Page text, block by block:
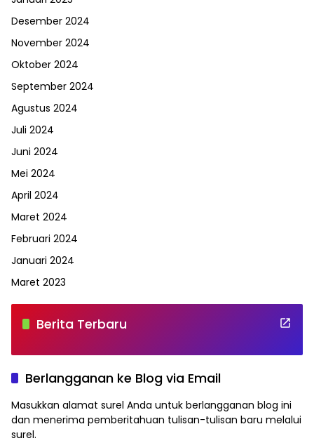
Desember 2024
November 2024
Oktober 2024
September 2024
Agustus 2024
Juli 2024
Juni 2024
Mei 2024
April 2024
Maret 2024
Februari 2024
Januari 2024
Maret 2023
Berita Terbaru
Berlangganan ke Blog via Email
Masukkan alamat surel Anda untuk berlangganan blog ini
dan menerima pemberitahuan tulisan-tulisan baru melalui
surel.